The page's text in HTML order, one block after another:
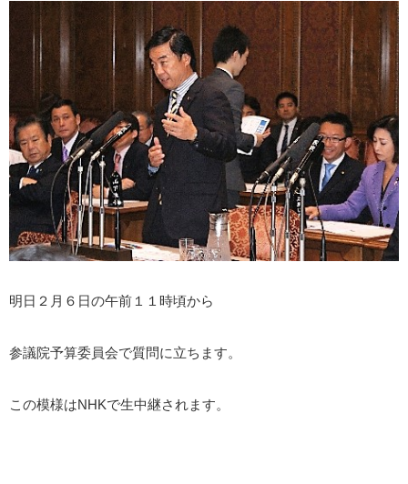
明日２月６日の午前１１時頃から
参議院予算委員会で質問に立ちます。
この模様はNHKで生中継されます。